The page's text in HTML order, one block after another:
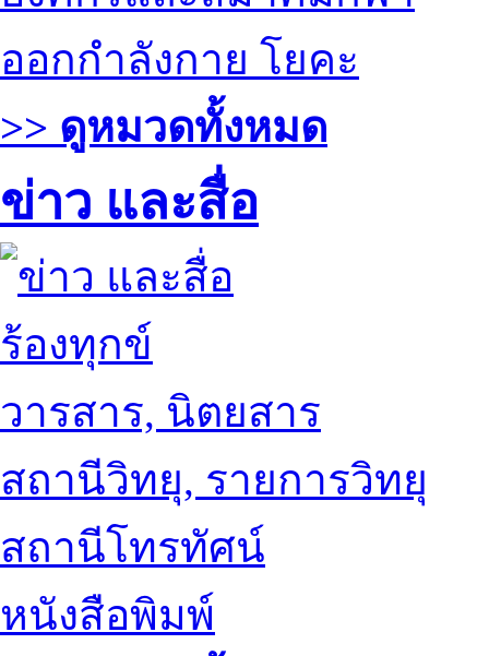
ออกกำลังกาย โยคะ
>> ดูหมวดทั้งหมด
ข่าว และสื่อ
ร้องทุกข์
วารสาร, นิตยสาร
สถานีวิทยุ, รายการวิทยุ
สถานีโทรทัศน์
หนังสือพิมพ์